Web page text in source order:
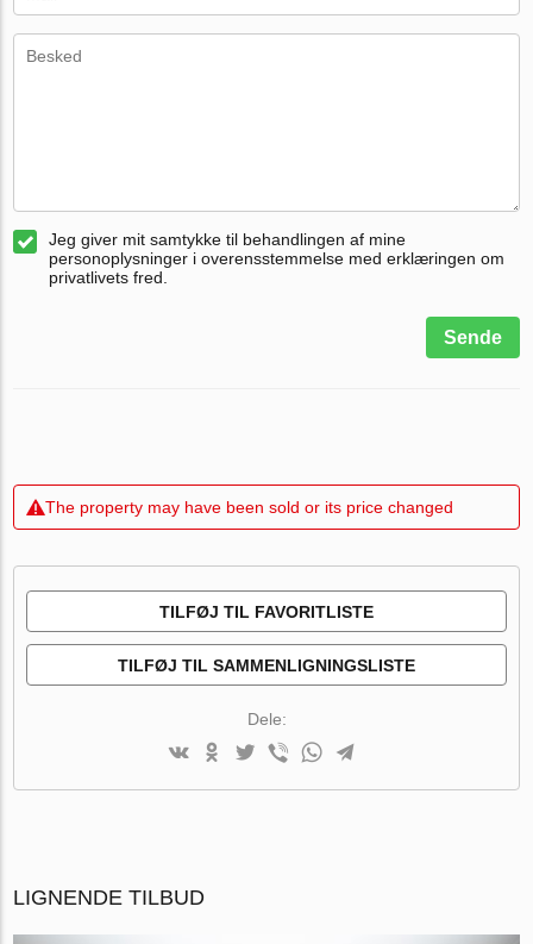
Jeg giver mit samtykke til behandlingen af mine
personoplysninger i overensstemmelse med erklæringen om
privatlivets fred.
Sende
The property may have been sold or its price changed
TILFØJ TIL FAVORITLISTE
TILFØJ TIL SAMMENLIGNINGSLISTE
Dele:
LIGNENDE TILBUD